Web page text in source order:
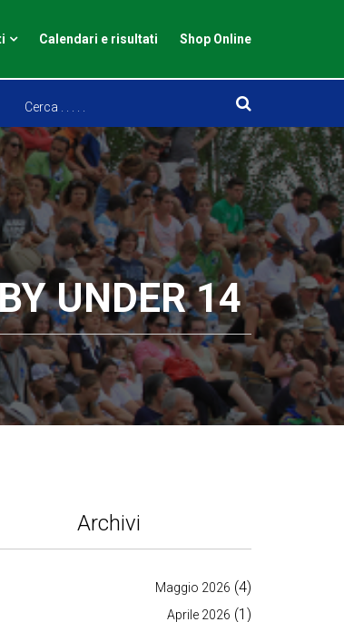
Calendari e risultati Shop Online
UNDER 14
Archivi
Maggio 2026 (4)
Aprile 2026 (1)